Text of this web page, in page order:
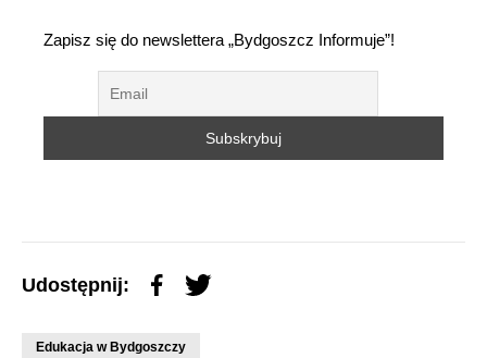
Zapisz się do newslettera „Bydgoszcz Informuje”!
Udostępnij:
Edukacja w Bydgoszczy